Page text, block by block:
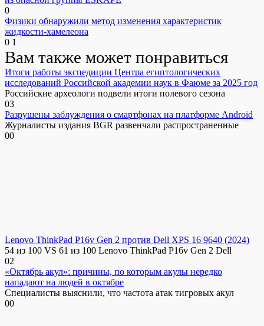
0
Физики обнаружили метод изменения характеристик
жидкости-хамелеона
0 1
Вам также может понравиться
Итоги работы экспедиции Центра египтологических
исследований Российской академии наук в Фаюме за 2025 год
Российские археологи подвели итоги полевого сезона
03
Разрушены заблуждения о смартфонах на платформе Android
Журналисты издания BGR развенчали распространенные
00
Lenovo ThinkPad P16v Gen 2 против Dell XPS 16 9640 (2024)
54 из 100 VS 61 из 100 Lenovo ThinkPad P16v Gen 2 Dell
02
«Октябрь акул»: причины, по которым акулы нередко
нападают на людей в октябре
Специалисты выяснили, что частота атак тигровых акул
00